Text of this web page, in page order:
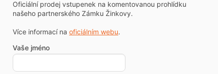
Oficiální prodej vstupenek na komentovanou prohlídku
našeho partnerského Zámku Žinkovy.
Více informací na oficiálním webu.
Vaše jméno